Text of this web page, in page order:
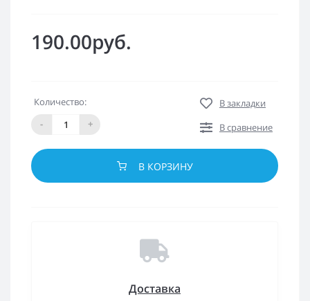
190.00руб.
Количество:
-
+
В закладки
В сравнение
В КОРЗИНУ
Доставка